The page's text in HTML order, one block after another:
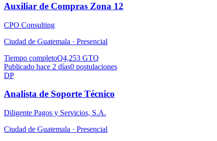
Auxiliar de Compras Zona 12
CPO Consulting
Ciudad de Guatemala · Presencial
Tiempo completoQ4,253 GTQ
Publicado hace 2 días0 postulaciones
DP
Analista de Soporte Técnico
Diligente Pagos y Servicios, S.A.
Ciudad de Guatemala · Presencial